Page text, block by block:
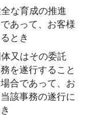
な育成の推進
あって、お客様
とき
又はその委託
を遂行すること
合であって、お
該事務の遂行に